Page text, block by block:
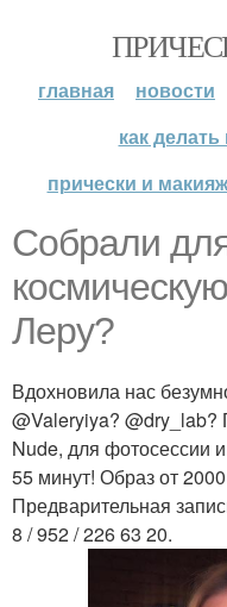
главная новости
как
прически и
Собрали
Леру?
Вдохновила нас
@Valeryiya? @dry_lab?
Nude, для фотосессии
55 минут! Образ от
Предварительная
8 / 952 / 226 63 20.